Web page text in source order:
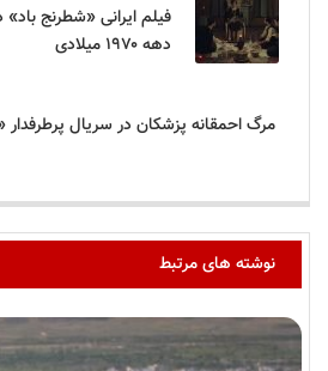
دهه ۱۹۷۰ میلادی
مرگ احمقانه پزشکان در سریال پرطرفدار
نوشته های مرتبط